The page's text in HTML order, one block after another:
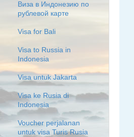
Виза в Индонезию по
рублевой карте
Visa for Bali
Visa to Russia in
Indonesia
Visa untuk Jakarta
Visa ke Rusia di
Indonesia
Voucher perjalanan
untuk visa Turis Rusia